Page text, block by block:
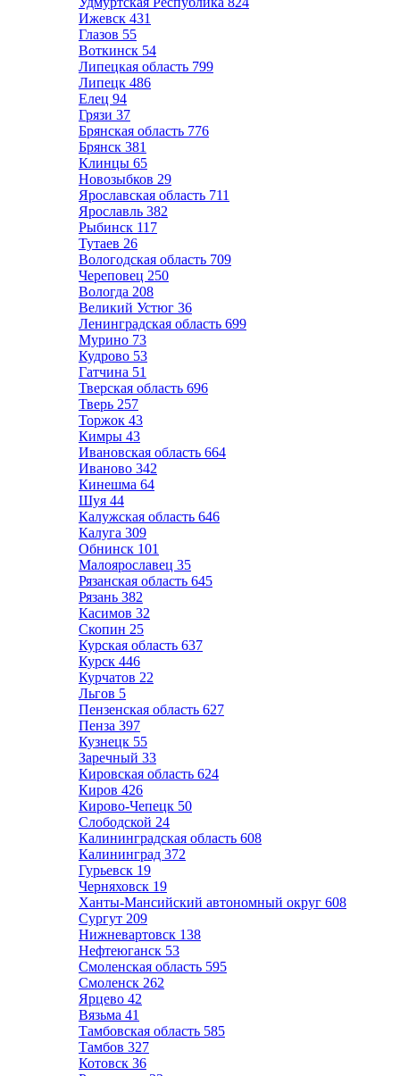
Ижевск 431
Глазов 55
Воткинск 54
Липецкая область 799
Липецк 486
Елец 94
Грязи 37
Брянская область 776
Брянск 381
Клинцы 65
Новозыбков 29
Ярославская область 711
Ярославль 382
Рыбинск 117
Тутаев 26
Вологодская область 709
Череповец 250
Вологда 208
Великий Устюг 36
Ленинградская область 699
Мурино 73
Кудрово 53
Гатчина 51
Тверская область 696
Тверь 257
Торжок 43
Кимры 43
Ивановская область 664
Иваново 342
Кинешма 64
Шуя 44
Калужская область 646
Калуга 309
Обнинск 101
Малоярославец 35
Рязанская область 645
Рязань 382
Касимов 32
Скопин 25
Курская область 637
Курск 446
Курчатов 22
Льгов 5
Пензенская область 627
Пенза 397
Кузнецк 55
Заречный 33
Кировская область 624
Киров 426
Кирово-Чепецк 50
Слободской 24
Калининградская область 608
Калининград 372
Гурьевск 19
Черняховск 19
Ханты-Мансийский автономный округ 608
Сургут 209
Нижневартовск 138
Нефтеюганск 53
Смоленская область 595
Смоленск 262
Ярцево 42
Вязьма 41
Тамбовская область 585
Тамбов 327
Котовск 36